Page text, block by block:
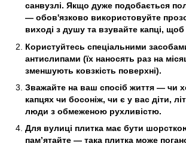
санвузлі. Якщо дуже подобається
— обов'язково використовуйте
виході з душу та взувайте капці, щоб
Користуйтесь спеціальними
антислипами (їх наносять раз на
зменшують ковзкість поверхні).
Зважайте на ваш спосіб життя — чи
капцях чи босоніж, чи є у вас діти,
люди з обмеженою рухливістю.
Для вулиці плитка має бути
пам’ятайте — така плитка може